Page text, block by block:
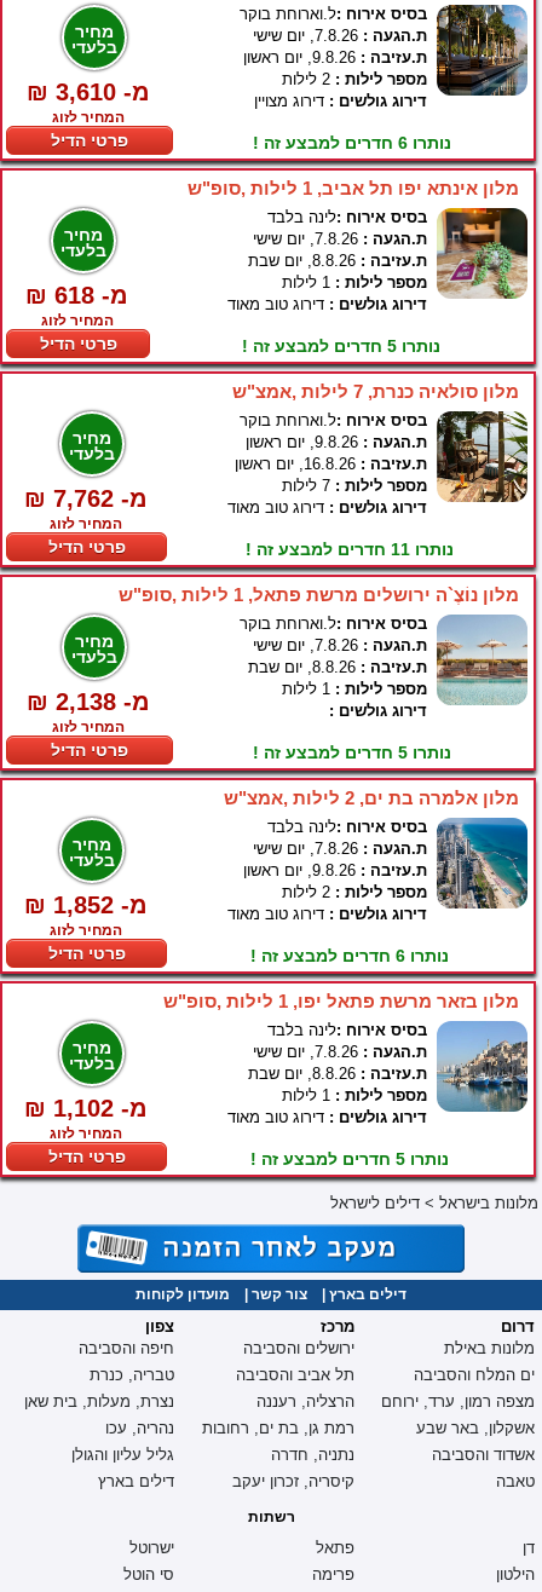
מחיר
בלעדי
₪ 3,610 -מ
המחיר לזוג
פרטי הדיל
בסיס אירוח :ל.וארוחת בוקר
ת.הגעה :
ת.עזיבה :
מספר לילות :
דירוג גולשים : דירוג מצויין
נותרו 6 חדרים למבצע זה !
מלון אינתא יפו תל אביב, 1 לילות ,סופ"ש
מחיר
בלעדי
₪ 618 -מ
המחיר לזוג
פרטי הדיל
בסיס אירוח :לינה בלבד
ת.הגעה :
ת.עזיבה :
מספר לילות :
דירוג גולשים : דירוג טוב מאוד
נותרו 5 חדרים למבצע זה !
מלון סולאיה כנרת, 7 לילות ,אמצ"ש
מחיר
בלעדי
₪ 7,762 -מ
המחיר לזוג
פרטי הדיל
בסיס אירוח :ל.וארוחת בוקר
ת.הגעה :
ת.עזיבה :
מספר לילות :
דירוג גולשים : דירוג טוב מאוד
נותרו 11 חדרים למבצע זה !
מלון נוֹצֶ`ה ירושלים מרשת פתאל, 1 לילות ,סופ"ש
מחיר
בלעדי
₪ 2,138 -מ
המחיר לזוג
פרטי הדיל
בסיס אירוח :ל.וארוחת בוקר
ת.הגעה :
ת.עזיבה :
מספר לילות :
דירוג גולשים :
נותרו 5 חדרים למבצע זה !
מלון אלמרה בת ים, 2 לילות ,אמצ"ש
מחיר
בלעדי
₪ 1,852 -מ
המחיר לזוג
פרטי הדיל
בסיס אירוח :לינה בלבד
ת.הגעה :
ת.עזיבה :
מספר לילות :
דירוג גולשים : דירוג טוב מאוד
נותרו 6 חדרים למבצע זה !
מלון בזאר מרשת פתאל יפו, 1 לילות ,סופ"ש
מחיר
בלעדי
₪ 1,102 -מ
המחיר לזוג
פרטי הדיל
בסיס אירוח :לינה בלבד
ת.הגעה :
ת.עזיבה :
מספר לילות :
דירוג גולשים : דירוג טוב מאוד
נותרו 5 חדרים למבצע זה !
מלונות בישראל > דילים לישראל
דילים בארץ צור קשר מועדון לקוחות
צפון
חיפה והסביבה
טבריה, כנרת
נצרת, מעלות, בית שאן
נהריה, עכו
גליל עליון והגולן
דילים בארץ
מרכז
ירושלים והסביבה
תל אביב והסביבה
הרצליה, רעננה
רמת גן, בת ים, רחובות
נתניה, חדרה
קיסריה, זכרון יעקב
דרום
מלונות באילת
ים המלח והסביבה
מצפה רמון, ערד, ירוחם
אשקלון, באר שבע
אשדוד והסביבה
טאבה
רשתות
ישרוטל
סי הוטל
פתאל
פרימה
דן
הילטון